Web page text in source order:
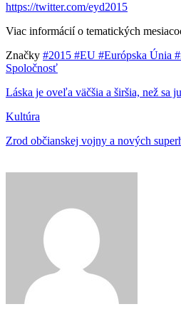
https://twitter.com/eyd2015
Viac informácií o tematických
Značky #2015 #EU #Európska Únia
Spoločnosť
Láska je oveľa väčšia a širšia, než sa
Kultúra
Zrod občianskej vojny a nových